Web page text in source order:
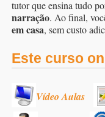
tutor que ensina tudo
narração. Ao final,
em casa, sem custo
Este curso
Vídeo Aulas